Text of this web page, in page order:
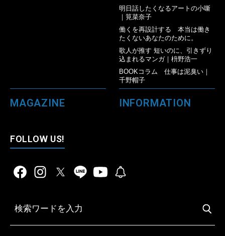
明日話したくなるアートの小噺
｜筧菜奈子
働くを再設計する 本当は働き
たくないあなたのために。
歌人が推す 短いのに、引きずり
込まれるマンガ｜枡野浩一
BOOKコラム 仕事は泥臭い｜
千野帽子
MAGAZINE INFORMATION
FOLLOW US!